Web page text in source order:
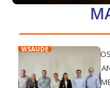
WSAÚDE